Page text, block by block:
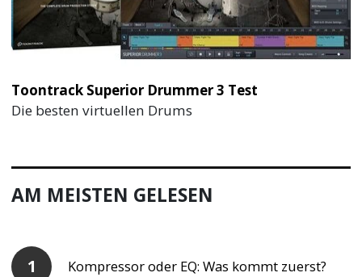
Toontrack Superior Drummer 3 Test
Die besten virtuellen Drums
AM MEISTEN GELESEN
Kompressor oder EQ: Was kommt zuerst?